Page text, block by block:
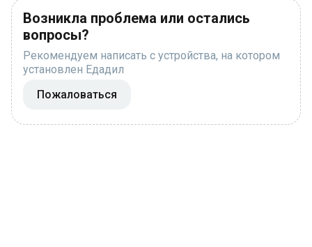
Возникла проблема или остались
вопросы?
Рекомендуем написать с устройства, на котором
установлен Едадил
Пожаловаться